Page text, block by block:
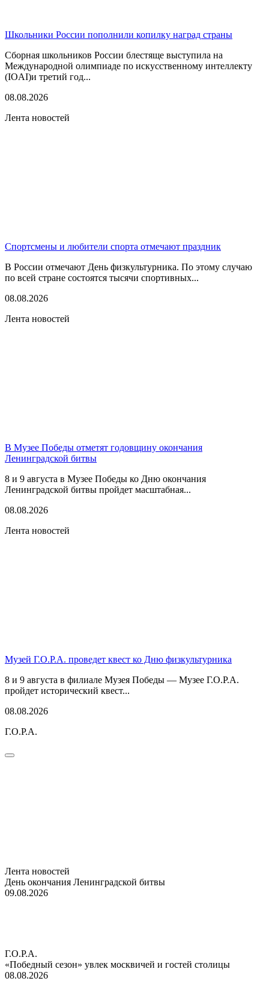
Школьники России пополнили копилку наград страны
Сборная школьников России блестяще выступила на
Международной олимпиаде по искусственному интеллекту
(IOAI)и третий год...
08.08.2026
Лента новостей
Спортсмены и любители спорта отмечают праздник
В России отмечают День физкультурника. По этому случаю
по всей стране состоятся тысячи спортивных...
08.08.2026
Лента новостей
В Музее Победы отметят годовщину окончания
Ленинградской битвы
8 и 9 августа в Музее Победы ко Дню окончания
Ленинградской битвы пройдет масштабная...
08.08.2026
Лента новостей
Музей Г.О.Р.А. проведет квест ко Дню физкультурника
8 и 9 августа в филиале Музея Победы — Музее Г.О.Р.А.
пройдет исторический квест...
08.08.2026
Г.О.Р.А.
Лента новостей
День окончания Ленинградской битвы
09.08.2026
Г.О.Р.А.
«Победный сезон» увлек москвичей и гостей столицы
08.08.2026